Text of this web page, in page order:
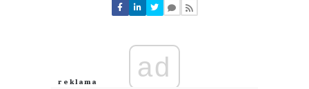
Nie znaleziono komentarzy
Zostaw swoje komentarze
Anuluj
ad